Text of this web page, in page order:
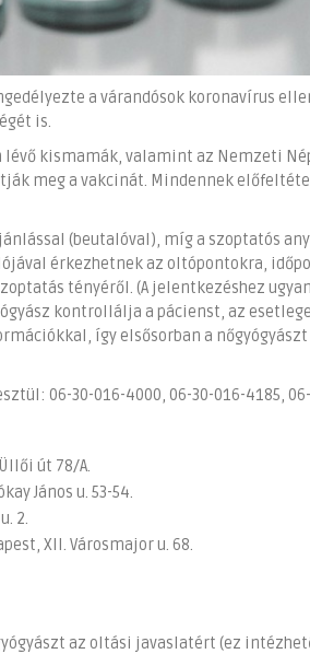
a várandósok koronavírus
is.
kismamák, valamint az Nemzeti
meg a vakcinát. Mindennek
(beutalóval), míg a szoptatós
érkezhetnek az oltópontokra,
tényéről. (A jelentkezéshez
kontrollálja a pácienst, az
így elsősorban a
06-30-016-4000, 06-30-016-4185,
út 78/A.
János u. 53-54.
2.
XII. Városmajor u. 68.
az oltási javaslatért (ez